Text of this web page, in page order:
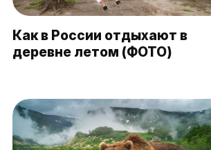
Как в России отдыхают в
деревне летом (ФОТО)